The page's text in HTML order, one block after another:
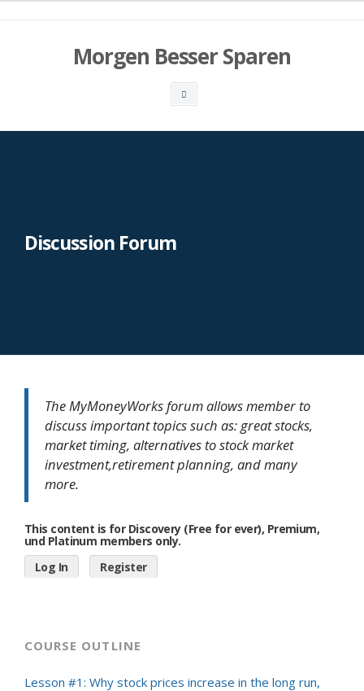
Morgen Besser Sparen
Search
Discussion Forum
The MyMoneyWorks forum allows member to
discuss important topics such as: great stocks,
market timing, alternatives to stock market
investment,retirement planning, and many
more.
This content is for Discovery (Free for ever), Premium,
und Platinum members only.
Log In
Register
COURSE OUTLINE
Lesson #1: Why stock prices increase in the long run,